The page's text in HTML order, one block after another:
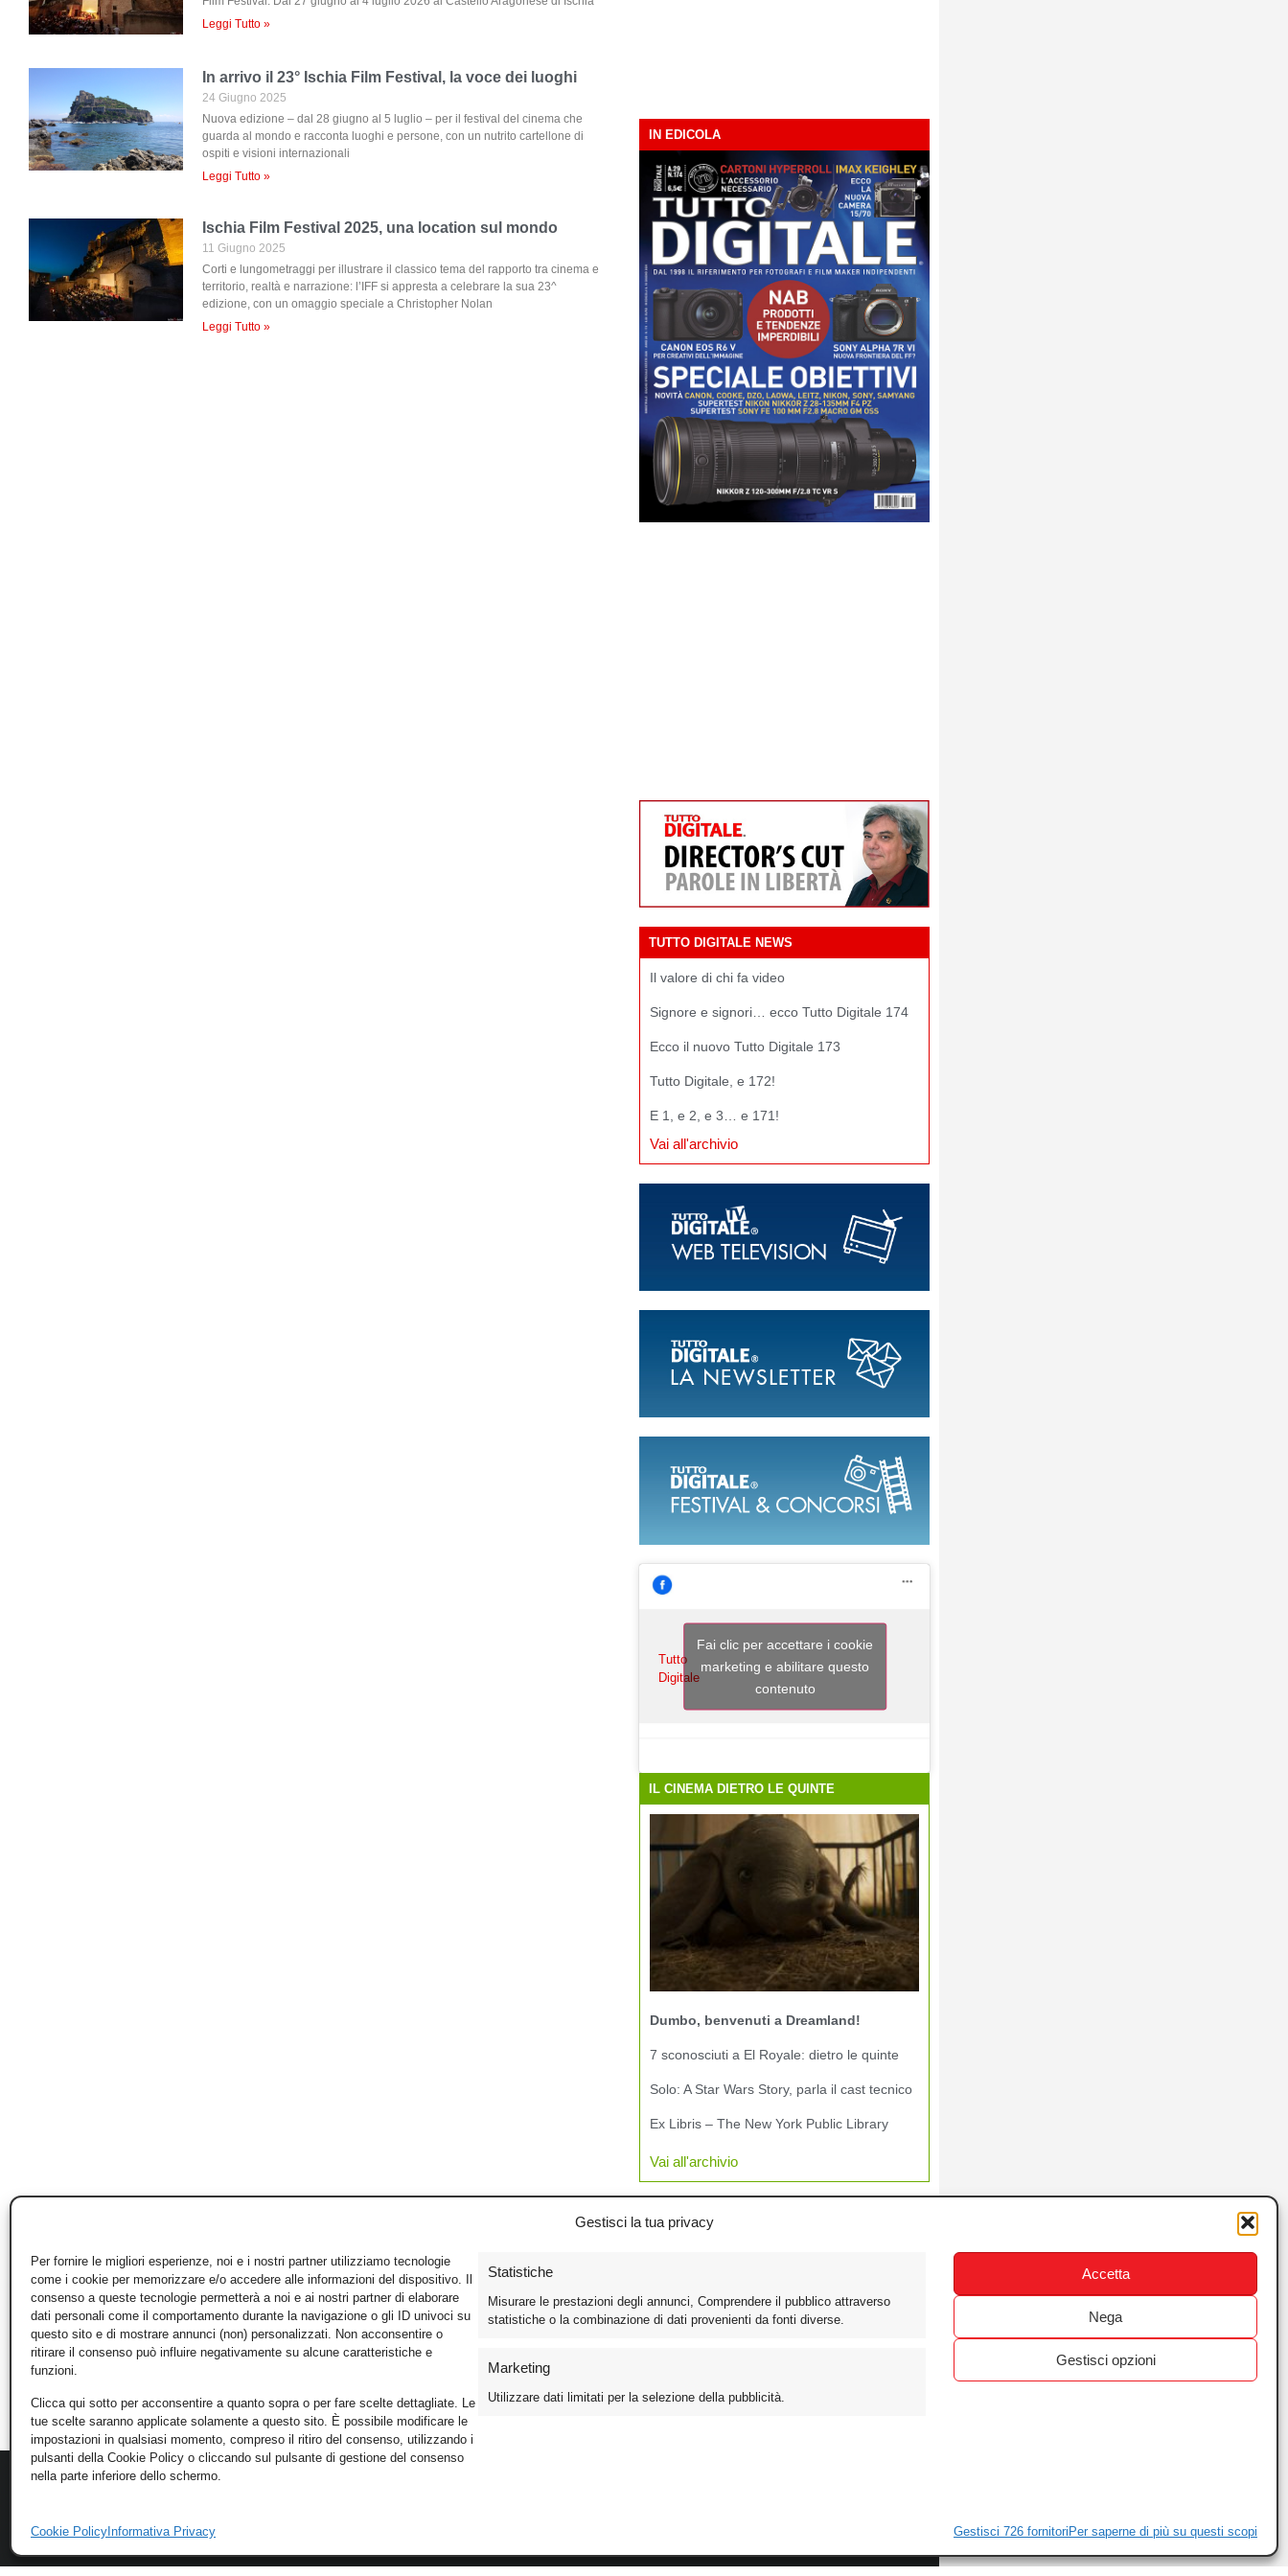
Gestisci la tua privacy
Per fornire le migliori esperienze, noi e i nostri partner utilizziamo tecnologie
come i cookie per memorizzare e/o accedere alle informazioni del dispositivo. Il
consenso a queste tecnologie permetterà a noi e ai nostri partner di elaborare
dati personali come il comportamento durante la navigazione o gli ID univoci su
questo sito e di mostrare annunci (non) personalizzati. Non acconsentire o
ritirare il consenso può influire negativamente su alcune caratteristiche e
funzioni.
Clicca qui sotto per acconsentire a quanto sopra o per fare scelte dettagliate. Le
tue scelte saranno applicate solamente a questo sito. È possibile modificare le
impostazioni in qualsiasi momento, compreso il ritiro del consenso, utilizzando i
pulsanti della Cookie Policy o cliccando sul pulsante di gestione del consenso
nella parte inferiore dello schermo.
Statistiche
Misurare le prestazioni degli annunci, Comprendere il pubblico attraverso
statistiche o la combinazione di dati provenienti da fonti diverse.
Marketing
Utilizzare dati limitati per la selezione della pubblicità.
Gestisci 726 fornitori Per saperne di più su questi scopi
Accetta
Nega
Gestisci opzioni
Cookie Policy Informativa Privacy
Leggi Tutto »
In arrivo il 23° Ischia Film Festival, la voce dei luoghi
24 Giugno 2025
Nuova edizione – dal 28 giugno al 5 luglio – per il festival del cinema che
guarda al mondo e racconta luoghi e persone, con un nutrito cartellone di
ospiti e visioni internazionali
Leggi Tutto »
Ischia Film Festival 2025, una location sul mondo
11 Giugno 2025
Corti e lungometraggi per illustrare il classico tema del rapporto tra cinema e
territorio, realtà e narrazione: l’IFF si appresta a celebrare la sua 23^
edizione, con un omaggio speciale a Christopher Nolan
Leggi Tutto »
IN EDICOLA
TUTTO DIGITALE NEWS
Il valore di chi fa video
Signore e signori… ecco Tutto Digitale 174
Ecco il nuovo Tutto Digitale 173
Tutto Digitale, e 172!
E 1, e 2, e 3… e 171!
Vai all'archivio
Tutto
Digitale
Fai clic per accettare i cookie
marketing e abilitare questo
contenuto
IL CINEMA DIETRO LE QUINTE
Dumbo, benvenuti a Dreamland!
7 sconosciuti a El Royale: dietro le quinte
Solo: A Star Wars Story, parla il cast tecnico
Ex Libris – The New York Public Library
Vai all'archivio